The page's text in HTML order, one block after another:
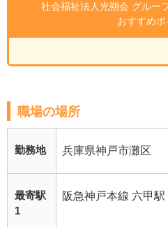
社会福祉法人光朔会 グルー
おすすめポ
職場の場所
勤務地 兵庫県神戸市灘区
最寄駅
1
阪急神戸本線 六甲駅